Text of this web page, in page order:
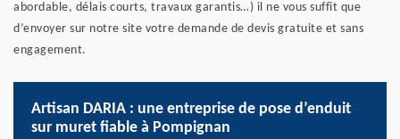
abordable, délais courts, travaux garantis…) il ne vous suffit que
d’envoyer sur notre site votre demande de devis gratuite et sans
engagement.
Artisan DARIA : une entreprise de pose d’enduit
sur muret fiable à Pompignan